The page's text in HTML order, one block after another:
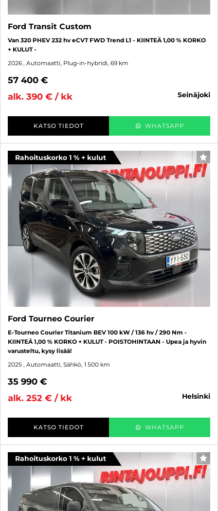
Ford Transit Custom
Van 320 PHEV 232 hv eCVT FWD Trend L1 - KIINTEÄ 1,00 % KORKO
+ KULUT -
2026 , Automaatti, Plug-in-hybridi, 69 km
57 400 €
alk. 390 € / kk
seinäjoki
KATSO TIEDOT WHATSAPP
Rahoituskorko 1 % + kulut
Ford Tourneo Courier
E-Tourneo Courier Titanium BEV 100 kW / 136 hv / 290 Nm -
KIINTEÄ 1,00 % KORKO + KULUT - POISTOHINTAAN - Upea ja hyvin
varusteltu, kysy lisää!
2025 , Automaatti, Sähkö, 1 500 km
35 990 €
alk. 252 € / kk
helsinki
KATSO TIEDOT WHATSAPP
Rahoituskorko 1 % + kulut